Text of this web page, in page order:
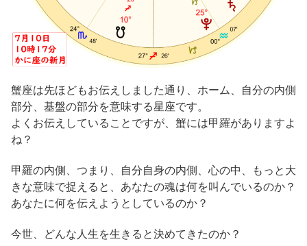
蟹座は先ほどもお伝えしました通り、ホーム、自分の内側
部分、基盤の部分を意味する星座です。
よくお伝えしていることですが、蟹には甲羅がありますよ
ね？
甲羅の内側、つまり、自分自身の内側、心の中、もっと大
きな意味で捉えると、あなたの魂は何を叫んでいるのか？
あなたに何を伝えようとしているのか？
今世、どんな人生を生きると決めてきたのか？